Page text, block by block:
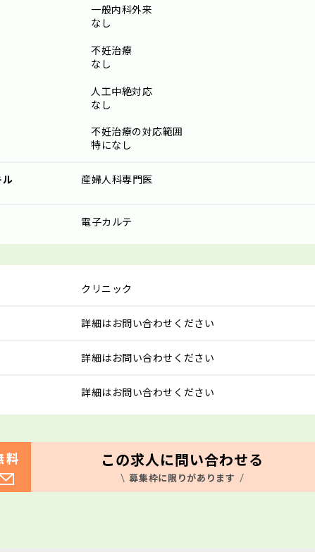
一般内科外来
なし
不妊治療
なし
人工中絶対応
なし
不妊治療の対応範囲
特になし
産婦人科専門医
電子カルテ
クリニック
詳細はお問い合わせください
詳細はお問い合わせください
詳細はお問い合わせください
料 この求人に問い合わせる
募集枠に限りがあります